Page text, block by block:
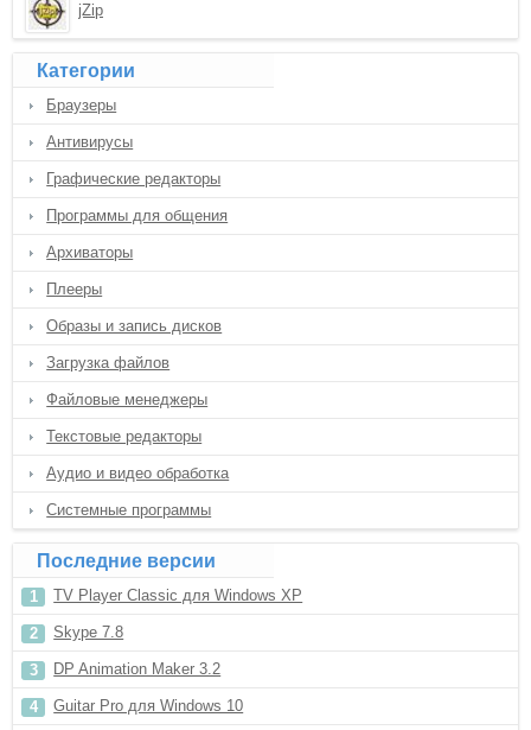
jZip
Категории
Браузеры
Антивирусы
Графические редакторы
Программы для общения
Архиваторы
Плееры
Образы и запись дисков
Загрузка файлов
Файловые менеджеры
Текстовые редакторы
Аудио и видео обработка
Системные программы
Последние версии
TV Player Classic для Windows XP
Skype 7.8
DP Animation Maker 3.2
Guitar Pro для Windows 10